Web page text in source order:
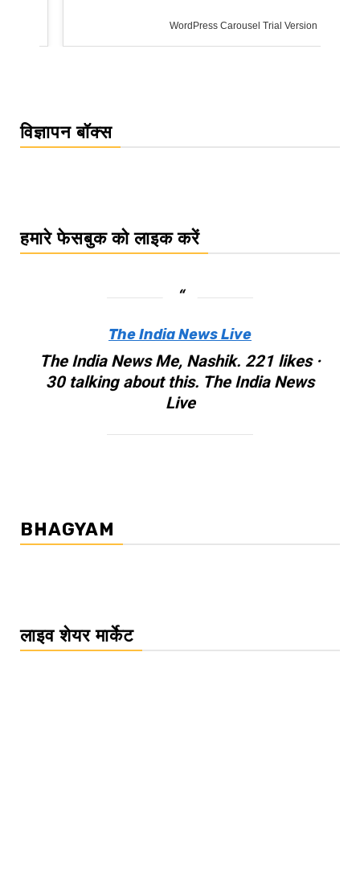
WordPress Carousel Trial Version
विज्ञापन बॉक्स
हमारे फेसबुक को लाइक करें
The India News Live
The India News Me, Nashik. 221 likes ·
30 talking about this. The India News
Live
BHAGYAM
लाइव शेयर मार्केट